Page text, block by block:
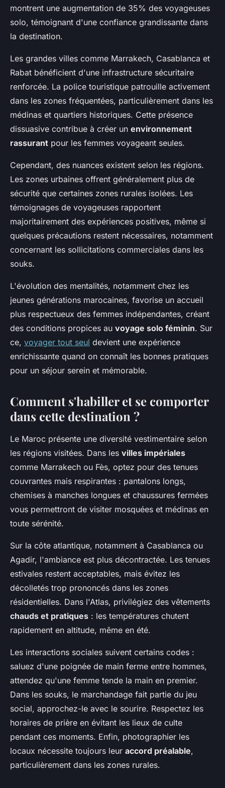
montrent une augmentation de 35% des voyageuses
solo, témoignant d'une confiance grandissante dans
la destination.
Les grandes villes comme Marrakech, Casablanca et
Rabat bénéficient d'une infrastructure sécuritaire
renforcée. La police touristique patrouille activement
dans les zones fréquentées, particulièrement dans les
médinas et quartiers historiques. Cette présence
dissuasive contribue à créer un environnement
rassurant pour les femmes voyageant seules.
Cependant, des nuances existent selon les régions.
Les zones urbaines offrent généralement plus de
sécurité que certaines zones rurales isolées. Les
témoignages de voyageuses rapportent
majoritairement des expériences positives, même si
quelques précautions restent nécessaires, notamment
concernant les sollicitations commerciales dans les
souks.
L'évolution des mentalités, notamment chez les
jeunes générations marocaines, favorise un accueil
plus respectueux des femmes indépendantes, créant
des conditions propices au voyage solo féminin. Sur
ce, voyager tout seul devient une expérience
enrichissante quand on connaît les bonnes pratiques
pour un séjour serein et mémorable.
Comment s'habiller et se comporter
dans cette destination ?
Le Maroc présente une diversité vestimentaire selon
les régions visitées. Dans les villes impériales
comme Marrakech ou Fès, optez pour des tenues
couvrantes mais respirantes : pantalons longs,
chemises à manches longues et chaussures fermées
vous permettront de visiter mosquées et médinas en
toute sérénité.
Sur la côte atlantique, notamment à Casablanca ou
Agadir, l'ambiance est plus décontractée. Les tenues
estivales restent acceptables, mais évitez les
décolletés trop prononcés dans les zones
résidentielles. Dans l'Atlas, privilégiez des vêtements
chauds et pratiques : les températures chutent
rapidement en altitude, même en été.
Les interactions sociales suivent certains codes :
saluez d'une poignée de main ferme entre hommes,
attendez qu'une femme tende la main en premier.
Dans les souks, le marchandage fait partie du jeu
social, approchez-le avec le sourire. Respectez les
horaires de prière en évitant les lieux de culte
pendant ces moments. Enfin, photographier les
locaux nécessite toujours leur accord préalable,
particulièrement dans les zones rurales.